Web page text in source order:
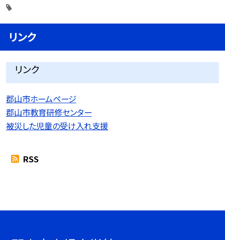
リンク
リンク
郡山市ホームページ
郡山市教育研修センター
被災した児童の受け入れ支援
RSS